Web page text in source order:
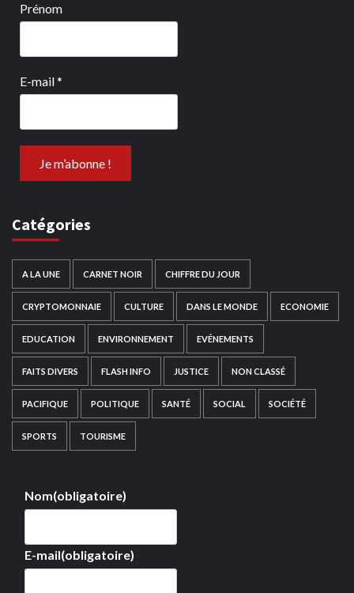
Prénom
E-mail*
Catégories
A LA UNE CARNET NOIR CHIFFRE DU JOUR
CRYPTOMONNAIE CULTURE DANS LE MONDE ECONOMIE
EDUCATION ENVIRONNEMENT EVÉNEMENTS
FAITS DIVERS FLASH INFO JUSTICE NON CLASSÉ
PACIFIQUE POLITIQUE SANTÉ SOCIAL SOCIÉTÉ
SPORTS TOURISME
Nom(obligatoire)
E-mail(obligatoire)